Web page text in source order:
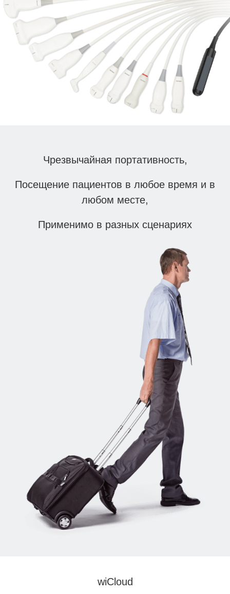
Чрезвычайная портативность,
Посещение пациентов в любое время и в
любом месте,
Применимо в разных сценариях
wiCloud